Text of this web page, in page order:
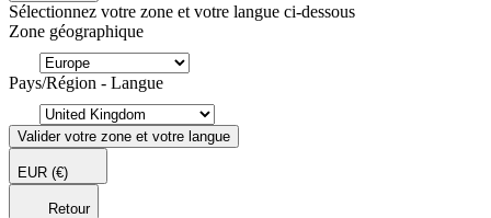
Sélectionnez votre zone et votre langue ci-dessous
Zone géographique
Pays/Région - Langue
Valider votre zone et votre langue
EUR (€)
Retour